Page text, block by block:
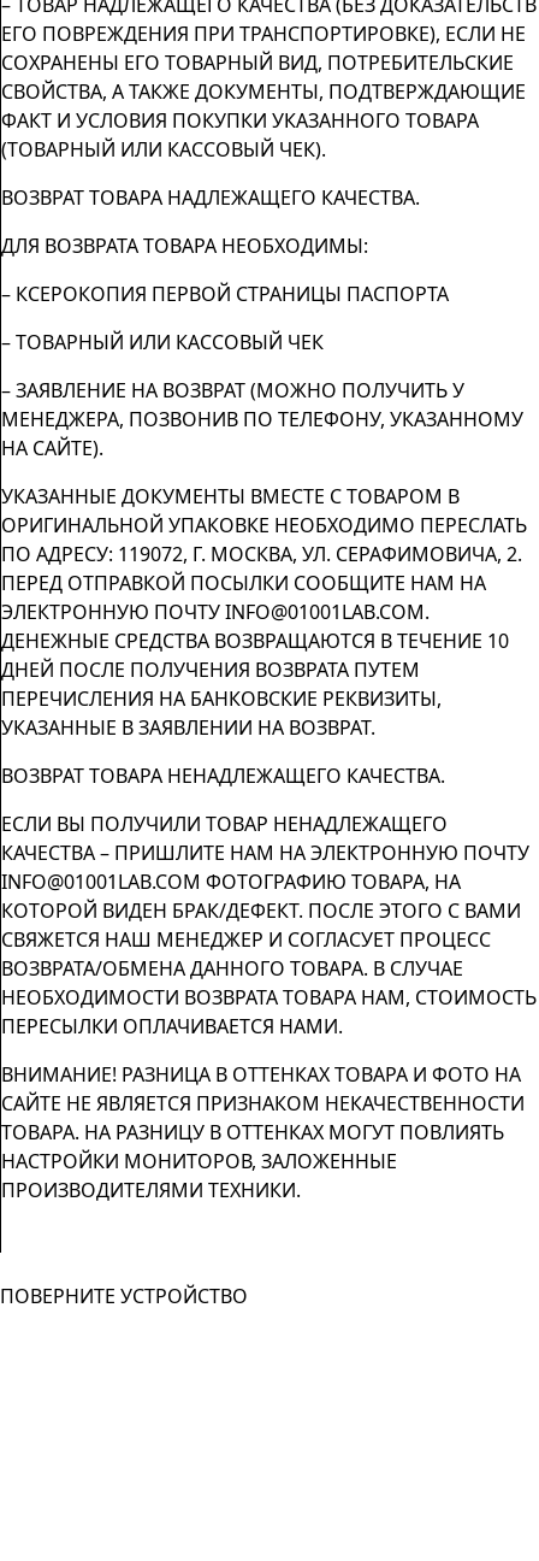
ЕГО ПОВРЕЖДЕНИЯ ПРИ ТРАНСПОРТИРОВКЕ), ЕСЛИ НЕ
СОХРАНЕНЫ ЕГО ТОВАРНЫЙ ВИД, ПОТРЕБИТЕЛЬСКИЕ
СВОЙСТВА, А ТАКЖЕ ДОКУМЕНТЫ, ПОДТВЕРЖДАЮЩИЕ
ФАКТ И УСЛОВИЯ ПОКУПКИ УКАЗАННОГО ТОВАРА
(ТОВАРНЫЙ ИЛИ КАССОВЫЙ ЧЕК).
ВОЗВРАТ ТОВАРА НАДЛЕЖАЩЕГО КАЧЕСТВА.
ДЛЯ ВОЗВРАТА ТОВАРА НЕОБХОДИМЫ:
– КСЕРОКОПИЯ ПЕРВОЙ СТРАНИЦЫ ПАСПОРТА
– ТОВАРНЫЙ ИЛИ КАССОВЫЙ ЧЕК
– ЗАЯВЛЕНИЕ НА ВОЗВРАТ (МОЖНО ПОЛУЧИТЬ У
МЕНЕДЖЕРА, ПОЗВОНИВ ПО ТЕЛЕФОНУ, УКАЗАННОМУ
НА САЙТЕ).
УКАЗАННЫЕ ДОКУМЕНТЫ ВМЕСТЕ С ТОВАРОМ В
ОРИГИНАЛЬНОЙ УПАКОВКЕ НЕОБХОДИМО ПЕРЕСЛАТЬ
ПО АДРЕСУ: 119072, Г. МОСКВА, УЛ. СЕРАФИМОВИЧА, 2.
ПЕРЕД ОТПРАВКОЙ ПОСЫЛКИ СООБЩИТЕ НАМ НА
ЭЛЕКТРОННУЮ ПОЧТУ INFO@01001LAB.COM.
ДЕНЕЖНЫЕ СРЕДСТВА ВОЗВРАЩАЮТСЯ В ТЕЧЕНИЕ 10
ДНЕЙ ПОСЛЕ ПОЛУЧЕНИЯ ВОЗВРАТА ПУТЕМ
ПЕРЕЧИСЛЕНИЯ НА БАНКОВСКИЕ РЕКВИЗИТЫ,
УКАЗАННЫЕ В ЗАЯВЛЕНИИ НА ВОЗВРАТ.
ВОЗВРАТ ТОВАРА НЕНАДЛЕЖАЩЕГО КАЧЕСТВА.
ЕСЛИ ВЫ ПОЛУЧИЛИ ТОВАР НЕНАДЛЕЖАЩЕГО
КАЧЕСТВА – ПРИШЛИТЕ НАМ НА ЭЛЕКТРОННУЮ ПОЧТУ
INFO@01001LAB.COM ФОТОГРАФИЮ ТОВАРА, НА
КОТОРОЙ ВИДЕН БРАК/ДЕФЕКТ. ПОСЛЕ ЭТОГО С ВАМИ
СВЯЖЕТСЯ НАШ МЕНЕДЖЕР И СОГЛАСУЕТ ПРОЦЕСС
ВОЗВРАТА/ОБМЕНА ДАННОГО ТОВАРА. В СЛУЧАЕ
НЕОБХОДИМОСТИ ВОЗВРАТА ТОВАРА НАМ, СТОИМОСТЬ
ПЕРЕСЫЛКИ ОПЛАЧИВАЕТСЯ НАМИ.
ВНИМАНИЕ! РАЗНИЦА В ОТТЕНКАХ ТОВАРА И ФОТО НА
САЙТЕ НЕ ЯВЛЯЕТСЯ ПРИЗНАКОМ НЕКАЧЕСТВЕННОСТИ
ТОВАРА. НА РАЗНИЦУ В ОТТЕНКАХ МОГУТ ПОВЛИЯТЬ
НАСТРОЙКИ МОНИТОРОВ, ЗАЛОЖЕННЫЕ
ПРОИЗВОДИТЕЛЯМИ ТЕХНИКИ.
ПОВЕРНИТЕ УСТРОЙСТВО